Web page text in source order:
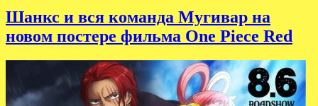
Шанкс и вся команда Мугивар на
новом постере фильма One Piece Red